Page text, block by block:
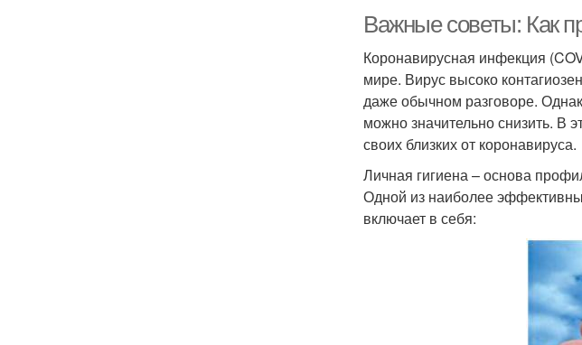
Важные советы: Как
Коронавирусная инфекция
мире. Вирус высоко
даже обычном разговоре.
можно значительно снизить. В
своих близких от коронавируса.
Личная гигиена – основа
Одной из наиболее
включает в себя: